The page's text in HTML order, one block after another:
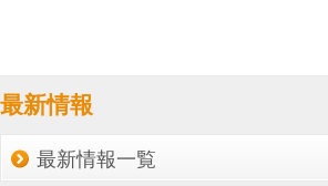
最新情報
最新情報一覧